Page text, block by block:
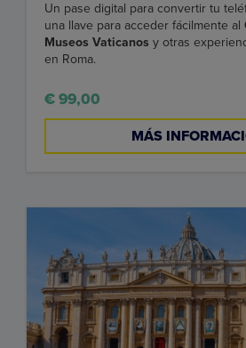
Un pase digital para convertir tu
una llave para acceder fácilmente al
Museos Vaticanos y otras
en Roma.
€ 99,00
MÁS